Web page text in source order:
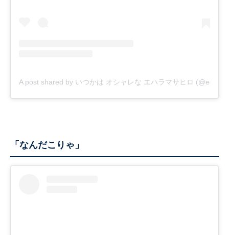
A post shared by いつかは オシャレな エハラマサヒロ
「なんだこりゃ」